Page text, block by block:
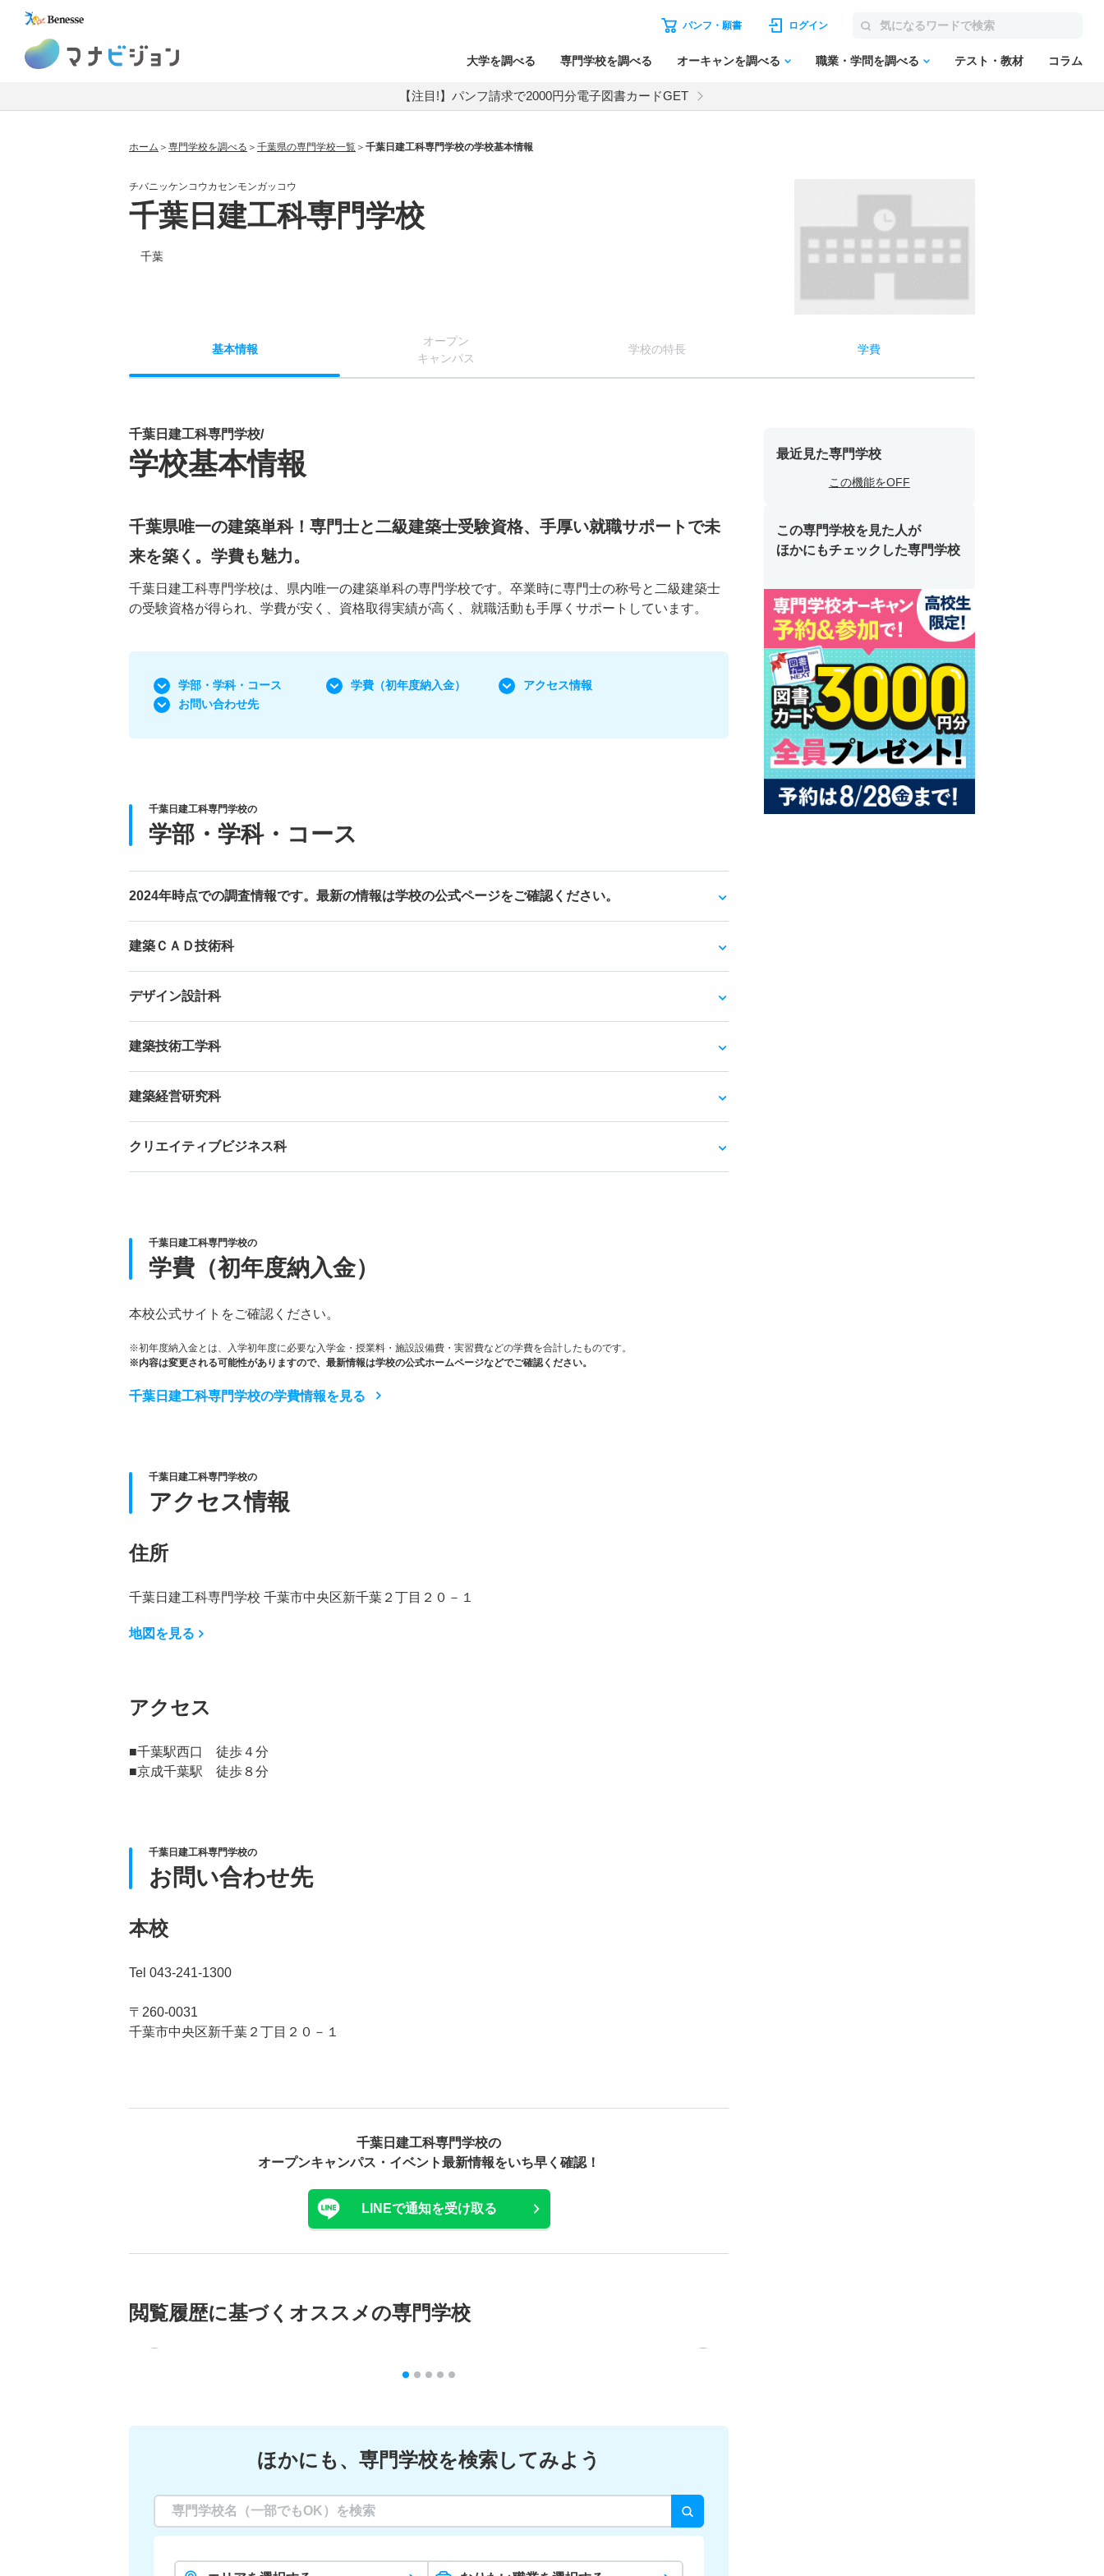
パンフ・願書 ログイン
大学を調べる 専門学校を調べる オーキャンを調べる 職業・学問を調べる テスト・教材 コラム
【注目!】パンフ請求で2000円分電子図書カードGET
ホーム 専門学校を調べる 千葉県の専門学校一覧 千葉日建工科専門学校の学校基本情報
チバニッケンコウカセンモンガッコウ
千葉日建工科専門学校
千葉
基本情報
オープン
キャンパス
学校の特長 学費
千葉日建工科専門学校/
学校基本情報
千葉県唯一の建築単科！専門士と二級建築士受験資格、手厚い就職サポートで未
来を築く。学費も魅力。
千葉日建工科専門学校は、県内唯一の建築単科の専門学校です。卒業時に専門士の称号と二級建築士
の受験資格が得られ、学費が安く、資格取得実績が高く、就職活動も手厚くサポートしています。
学部・学科 ・コース 学費 （初年度納入金）
アクセス情報
お問い合わせ先
千葉日建工科専門学校の
学部・学科・コース
2024年時点での調査情報です。最新の情報は学校の公式ページをご確認ください。
建築ＣＡＤ技術科
デザイン設計科
建築技術工学科
建築経営研究科
クリエイティブビジネス科
千葉日建工科専門学校の
学費（初年度納入金）
本校公式サイトをご確認ください。
※初年度納入金とは、入学初年度に必要な入学金・授業料・施設設備費・実習費などの学費を合計したものです。
※内容は変更される可能性がありますので、最新情報は学校の公式ホームページなどでご確認ください。
千葉日建工科専門学校の学費情報を見る
千葉日建工科専門学校の
アクセス情報
住所
千葉日建工科専門学校 千葉市中央区新千葉２丁目２０－１
地図を見る
アクセス
■千葉駅西口 徒歩４分
■京成千葉駅 徒歩８分
千葉日建工科専門学校の
お問い合わせ先
本校
Tel 043-241-1300
〒260-0031
千葉市中央区新千葉２丁目２０－１
千葉日建工科専門学校の
オープンキャンパス・ イベント最新情報をいち早く確認！
LINEで通知を受け取る
閲覧履歴に基づく オススメの専門学校
ほかにも、 専門学校を検索してみよう
最近見た専門学校
この機能をOFF
この専門学校を見た人が
ほかにもチェックした専門学校